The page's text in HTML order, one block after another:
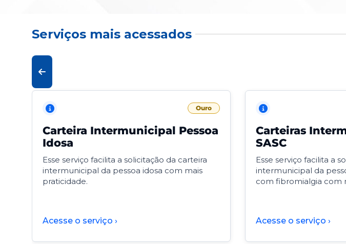
Serviços mais acessados
Ouro
Carteira Intermunicipal Pessoa
Idosa
Esse serviço facilita a solicitação da carteira
intermunicipal da pessoa idosa com mais
praticidade.
Acesse o serviço ›
Carteiras
SASC
Esse serviço facilita a
intermunicipal da
com fibromialgia com
Acesse o serviço ›